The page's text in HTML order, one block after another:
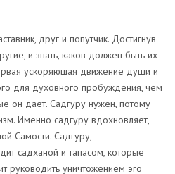
друг и попутчик. Достигнув
и знать, каков должен быть их
ускоряющая движение души и
для духовного пробуждения, чем
он дает. Садгуру нужен, потому
Именно садгуру вдохновляет,
Самости. Садгуру,
садханой и тапасом, которые
руководить уничтожением эго